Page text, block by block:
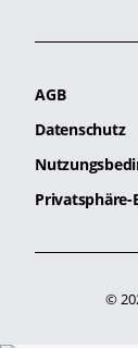
AGB
Datenschutz
Privatsphäre-
©